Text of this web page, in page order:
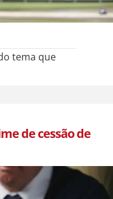
tema que
de cessão de